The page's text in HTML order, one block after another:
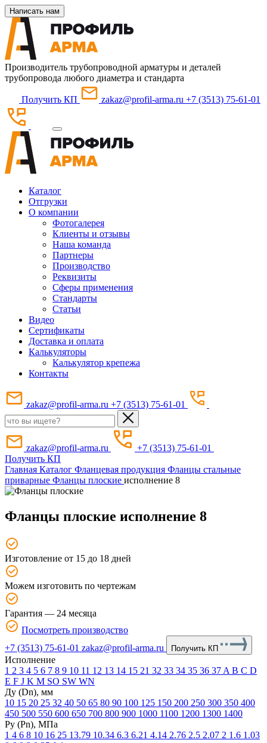
Написать нам
Производитель трубопроводной арматуры и деталей
трубопровода любого диаметра и стандарта
Получить КП zakaz@profil-arma.ru +7 (3513) 75-61-01
Каталог
Отгрузки
О компании
Фотогалерея
Клиенты и отзывы
Наша команда
Партнеры
Производство
Реквизиты
Сферы применения
Стандарты
Статьи
Видео
Сертификаты
Доставка и оплата
Калькуляторы
Калькулятор крепежа
Контакты
zakaz@profil-arma.ru +7 (3513) 75-61-01
zakaz@profil-arma.ru
+7 (3513) 75-61-01
Получить КП
Главная Каталог Фланцевая продукция Фланцы стальные
приварные Фланцы плоские исполнение 8
Фланцы плоские исполнение 8
Изготовление от 15 до 18 дней
Можем изготовить по чертежам
Гарантия — 24 месяца
Посмотреть производство
+7 (3513) 75-61-01 zakaz@profil-arma.ru Получить КП
Исполнение
1 2 3 4 5 6 7 8 9 10 11 12 13 14 15 21 32 33 34 35 36 37 A B C D
E F J K М SO SW WN
Ду (Dn), мм
10 15 20 25 32 40 50 65 80 90 100 125 150 200 250 300 350 400
450 500 550 600 650 700 800 900 1000 1100 1200 1300 1400
Ру (Рn), МПа
1 4 6 8 10 16 25 13.79 10.34 6.3 6.21 4.14 2.76 2.5 2.07 2 1.6 1.03